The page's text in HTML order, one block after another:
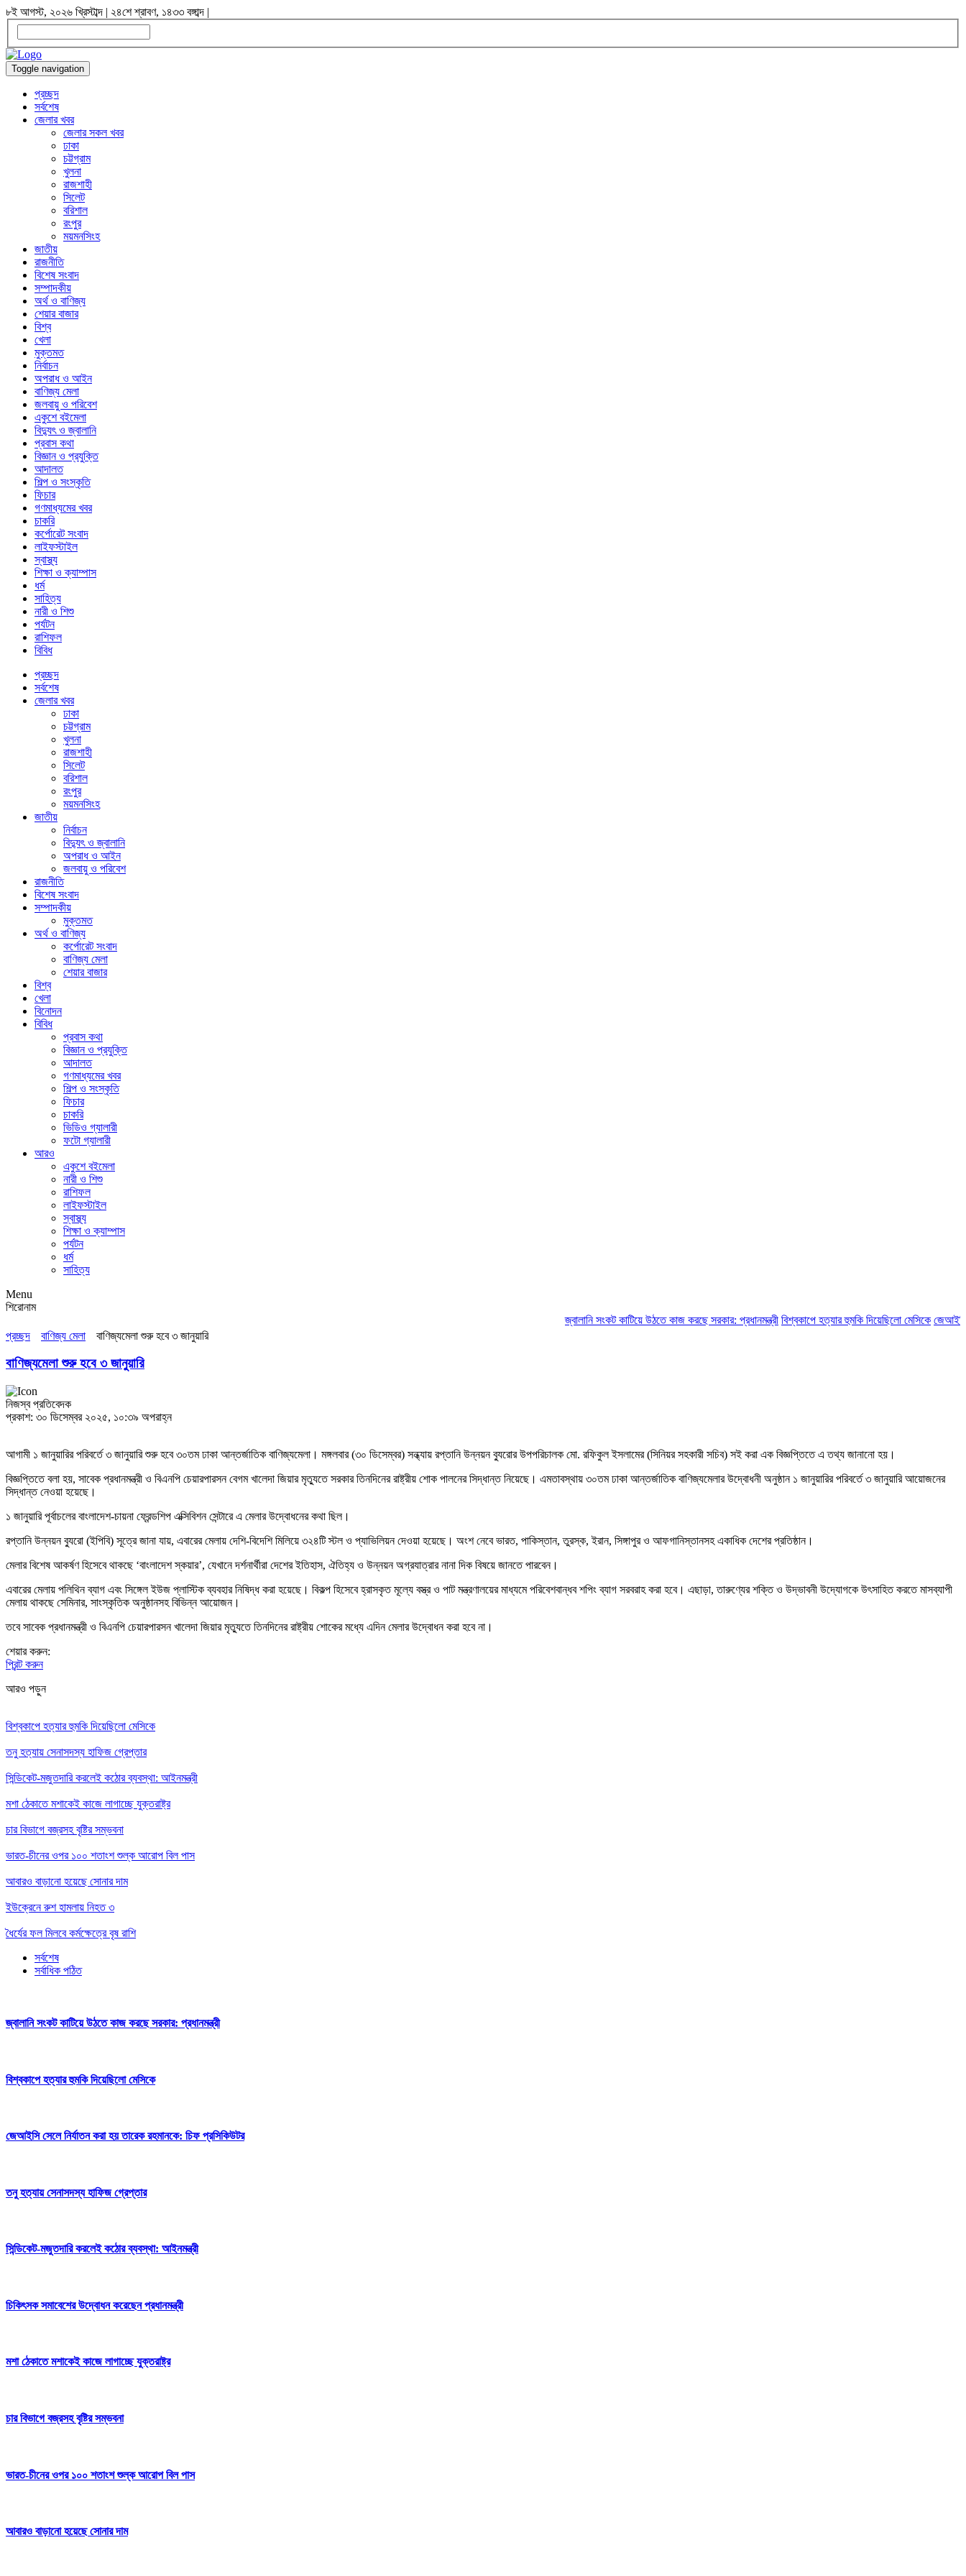
৮ই আগস্ট, ২০২৬ খ্রিস্টাব্দ | ২৪শে শ্রাবণ, ১৪৩৩ বঙ্গাব্দ |
Toggle navigation
প্রচ্ছদ
সর্বশেষ
জেলার খবর
জেলার সকল খবর
ঢাকা
চট্টগ্রাম
খুলনা
রাজশাহী
সিলেট
বরিশাল
রংপুর
ময়মনসিংহ
জাতীয়
রাজনীতি
বিশেষ সংবাদ
সম্পাদকীয়
অর্থ ও বাণিজ্য
শেয়ার বাজার
বিশ্ব
খেলা
মুক্তমত
নির্বাচন
অপরাধ ও আইন
বাণিজ্য মেলা
জলবায়ু ও পরিবেশ
একুশে বইমেলা
বিদ্যুৎ ও জ্বালানি
প্রবাস কথা
বিজ্ঞান ও প্রযুক্তি
আদালত
শিল্প ও সংস্কৃতি
ফিচার
গণমাধ্যমের খবর
চাকরি
কর্পোরেট সংবাদ
লাইফস্টাইল
স্বাস্থ্য
শিক্ষা ও ক্যাম্পাস
ধর্ম
সাহিত্য
নারী ও শিশু
পর্যটন
রাশিফল
বিবিধ
প্রচ্ছদ
সর্বশেষ
জেলার খবর
ঢাকা
চট্টগ্রাম
খুলনা
রাজশাহী
সিলেট
বরিশাল
রংপুর
ময়মনসিংহ
জাতীয়
নির্বাচন
বিদ্যুৎ ও জ্বালানি
অপরাধ ও আইন
জলবায়ু ও পরিবেশ
রাজনীতি
বিশেষ সংবাদ
সম্পাদকীয়
মুক্তমত
অর্থ ও বাণিজ্য
কর্পোরেট সংবাদ
বাণিজ্য মেলা
শেয়ার বাজার
বিশ্ব
খেলা
বিনোদন
বিবিধ
প্রবাস কথা
বিজ্ঞান ও প্রযুক্তি
আদালত
গণমাধ্যমের খবর
শিল্প ও সংস্কৃতি
ফিচার
চাকরি
ভিডিও গ্যালারী
ফটো গ্যালারী
আরও
একুশে বইমেলা
নারী ও শিশু
রাশিফল
লাইফস্টাইল
স্বাস্থ্য
শিক্ষা ও ক্যাম্পাস
পর্যটন
ধর্ম
সাহিত্য
Menu
শিরোনাম
জ্বালানি সংকট কাটিয়ে উঠতে কাজ করছে সরকার: প্রধানমন্ত্রী বিশ্বকাপে হত্যার হুমকি দিয়েছিলো মেসিকে জেআইসি সেলে
প্রচ্ছদ
বাণিজ্য মেলা বাণিজ্যমেলা শুরু হবে ৩ জানুয়ারি
বাণিজ্যমেলা শুরু হবে ৩ জানুয়ারি
নিজস্ব প্রতিবেদক
প্রকাশ: ৩০ ডিসেম্বর ২০২৫, ১০:৩৯ অপরাহ্ন
আগামী ১ জানুয়ারির পরিবর্তে ৩ জানুয়ারি শুরু হবে ৩০তম ঢাকা আন্তর্জাতিক বাণিজ্যমেলা। মঙ্গলবার (৩০ ডিসেম্বর) সন্ধ্যায় রপ্তানি উন্নয়ন ব্যুরোর উপপরিচালক মো. রফিকুল ইসলামের (সিনিয়র সহকারী সচিব) সই করা এক বিজ্ঞপ্তিতে এ তথ্য জানানো হয়।
বিজ্ঞপ্তিতে বলা হয়, সাবেক প্রধানমন্ত্রী ও বিএনপি চেয়ারপারসন বেগম খালেদা জিয়ার মৃত্যুতে সরকার তিনদিনের রাষ্ট্রীয় শোক পালনের সিদ্ধান্ত নিয়েছে। এমতাবস্থায় ৩০তম ঢাকা আন্তর্জাতিক বাণিজ্যমেলার উদ্বোধনী অনুষ্ঠান ১ জানুয়ারির পরিবর্তে ৩ জানুয়ারি আয়োজনের
সিদ্ধান্ত নেওয়া হয়েছে।
১ জানুয়ারি পূর্বাচলের বাংলাদেশ-চায়না ফ্রেন্ডশিপ এক্সিবিশন সেন্টারে এ মেলার উদ্বোধনের কথা ছিল।
রপ্তানি উন্নয়ন ব্যুরো (ইপিবি) সূত্রে জানা যায়, এবারের মেলায় দেশি-বিদেশি মিলিয়ে ৩২৪টি স্টল ও প্যাভিলিয়ন দেওয়া হয়েছে। অংশ নেবে ভারত, পাকিস্তান, তুরস্ক, ইরান, সিঙ্গাপুর ও আফগানিস্তানসহ একাধিক দেশের প্রতিষ্ঠান।
মেলার বিশেষ আকর্ষণ হিসেবে থাকছে ‘বাংলাদেশ স্কয়ার’, যেখানে দর্শনার্থীরা দেশের ইতিহাস, ঐতিহ্য ও উন্নয়ন অগ্রযাত্রার নানা দিক বিষয়ে জানতে পারবেন।
এবারের মেলায় পলিথিন ব্যাগ এবং সিঙ্গেল ইউজ প্লাস্টিক ব্যবহার নিষিদ্ধ করা হয়েছে। বিকল্প হিসেবে হ্রাসকৃত মূল্যে বস্ত্র ও পাট মন্ত্রণালয়ের মাধ্যমে পরিবেশবান্ধব শপিং ব্যাগ সরবরাহ করা হবে। এছাড়া, তারুণ্যের শক্তি ও উদ্ভাবনী উদ্যোগকে উৎসাহিত করতে মাসব্যাপী
মেলায় থাকছে সেমিনার, সাংস্কৃতিক অনুষ্ঠানসহ বিভিন্ন আয়োজন।
তবে সাবেক প্রধানমন্ত্রী ও বিএনপি চেয়ারপারসন খালেদা জিয়ার মৃত্যুতে তিনদিনের রাষ্ট্রীয় শোকের মধ্যে এদিন মেলার উদ্বোধন করা হবে না।
শেয়ার করুন:
প্রিন্ট করুন
আরও পড়ুন
বিশ্বকাপে হত্যার হুমকি দিয়েছিলো মেসিকে
তনু হত্যায় সেনাসদস্য হাফিজ গ্রেপ্তার
সিন্ডিকেট-মজুতদারি করলেই কঠোর ব্যবস্থা: আইনমন্ত্রী
মশা ঠেকাতে মশাকেই কাজে লাগাচ্ছে যুক্তরাষ্ট্র
চার বিভাগে বজ্রসহ বৃষ্টির সম্ভবনা
ভারত-চীনের ওপর ১০০ শতাংশ শুল্ক আরোপ বিল পাস
আবারও বাড়ানো হয়েছে সোনার দাম
ইউক্রেনে রুশ হামলায় নিহত ৩
ধৈর্যের ফল মিলবে কর্মক্ষেত্রে বৃষ রাশি
সর্বশেষ
সর্বাধিক পঠিত
জ্বালানি সংকট কাটিয়ে উঠতে কাজ করছে সরকার: প্রধানমন্ত্রী
বিশ্বকাপে হত্যার হুমকি দিয়েছিলো মেসিকে
জেআইসি সেলে নির্যাতন করা হয় তারেক রহমানকে: চিফ প্রসিকিউটর
তনু হত্যায় সেনাসদস্য হাফিজ গ্রেপ্তার
সিন্ডিকেট-মজুতদারি করলেই কঠোর ব্যবস্থা: আইনমন্ত্রী
চিকিৎসক সমাবেশের উদ্বোধন করেছেন প্রধানমন্ত্রী
মশা ঠেকাতে মশাকেই কাজে লাগাচ্ছে যুক্তরাষ্ট্র
চার বিভাগে বজ্রসহ বৃষ্টির সম্ভবনা
ভারত-চীনের ওপর ১০০ শতাংশ শুল্ক আরোপ বিল পাস
আবারও বাড়ানো হয়েছে সোনার দাম